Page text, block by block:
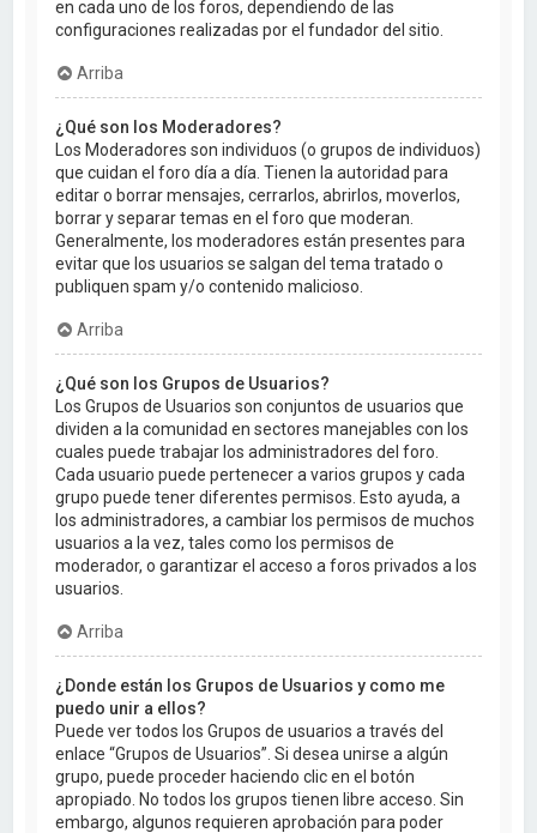
en cada uno de los foros, dependiendo de las
configuraciones realizadas por el fundador del sitio.
Arriba
¿Qué son los Moderadores?
Los Moderadores son individuos (o grupos de individuos)
que cuidan el foro día a día. Tienen la autoridad para
editar o borrar mensajes, cerrarlos, abrirlos, moverlos,
borrar y separar temas en el foro que moderan.
Generalmente, los moderadores están presentes para
evitar que los usuarios se salgan del tema tratado o
publiquen spam y/o contenido malicioso.
Arriba
¿Qué son los Grupos de Usuarios?
Los Grupos de Usuarios son conjuntos de usuarios que
dividen a la comunidad en sectores manejables con los
cuales puede trabajar los administradores del foro.
Cada usuario puede pertenecer a varios grupos y cada
grupo puede tener diferentes permisos. Esto ayuda, a
los administradores, a cambiar los permisos de muchos
usuarios a la vez, tales como los permisos de
moderador, o garantizar el acceso a foros privados a los
usuarios.
Arriba
¿Donde están los Grupos de Usuarios y como me
puedo unir a ellos?
Puede ver todos los Grupos de usuarios a través del
enlace “Grupos de Usuarios”. Si desea unirse a algún
grupo, puede proceder haciendo clic en el botón
apropiado. No todos los grupos tienen libre acceso. Sin
embargo, algunos requieren aprobación para poder